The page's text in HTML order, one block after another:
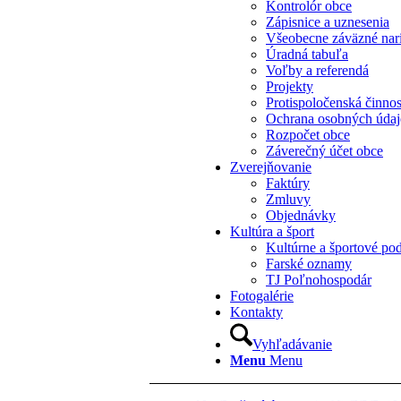
Kontrolór obce
Zápisnice a uznesenia
Všeobecne záväzné
Úradná tabuľa
Voľby a referendá
Projekty
Protispoločenská
Ochrana osobných
Rozpočet obce
Záverečný účet obce
Zverejňovanie
Faktúry
Zmluvy
Objednávky
Kultúra a šport
Kultúrne a športové
Farské oznamy
TJ Poľnohospodár
Fotogalérie
Kontakty
Vyhľadávanie
Menu Menu